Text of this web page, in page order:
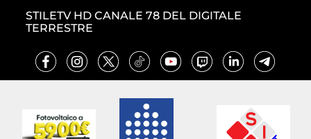
STILETV HD CANALE 78 DEL DIGITALE
TERRESTRE